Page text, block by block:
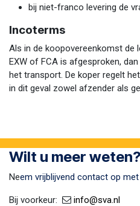
bij niet-franco levering de
Incoterms
Als in de koopovereenkomst de
EXW of FCA is afgesproken,
het transport. De koper regelt
in dit geval zowel afzender als
Wilt u meer weten?
Neem vrijblijvend contact op
Bij voorkeur:​ ​ info@sva​.nl